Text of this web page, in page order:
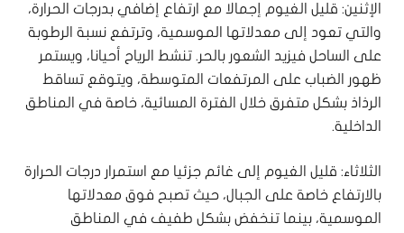
الإثنين: قليل الغيوم إجمالا مع ارتفاع إضافي بدرجات الحرارة،
والتي تعود إلى معدلاتها الموسمية، وترتفع نسبة الرطوبة
على الساحل فيزيد الشعور بالحر. تنشط الرياح أحيانا، ويستمر
ظهور الضباب على المرتفعات المتوسطة، ويتوقع تساقط
الرذاذ بشكل متفرق خلال الفترة المسائية، خاصة في المناطق
الداخلية.
الثلاثاء: قليل الغيوم إلى غائم جزئيا مع استمرار درجات الحرارة
بالارتفاع خاصة على الجبال، حيث تصبح فوق معدلاتها
الموسمية، بينما تنخفض بشكل طفيف في المناطق